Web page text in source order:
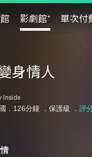
影劇館⁺ 單次付
身情人
Inside
．126分鐘 ． 保護級 ． 評